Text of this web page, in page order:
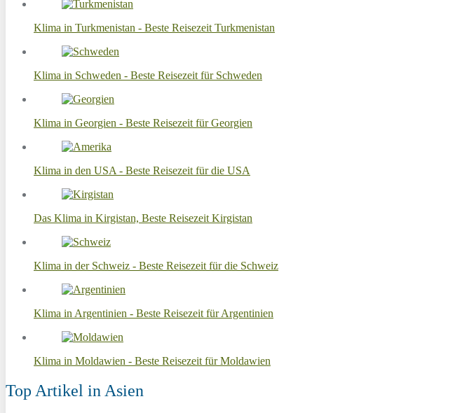
Klima in Turkmenistan - Beste Reisezeit Turkmenistan
Klima in Schweden - Beste Reisezeit für Schweden
Klima in Georgien - Beste Reisezeit für Georgien
Klima in den USA - Beste Reisezeit für die USA
Das Klima in Kirgistan, Beste Reisezeit Kirgistan
Klima in der Schweiz - Beste Reisezeit für die Schweiz
Klima in Argentinien - Beste Reisezeit für Argentinien
Klima in Moldawien - Beste Reisezeit für Moldawien
Top Artikel in Asien